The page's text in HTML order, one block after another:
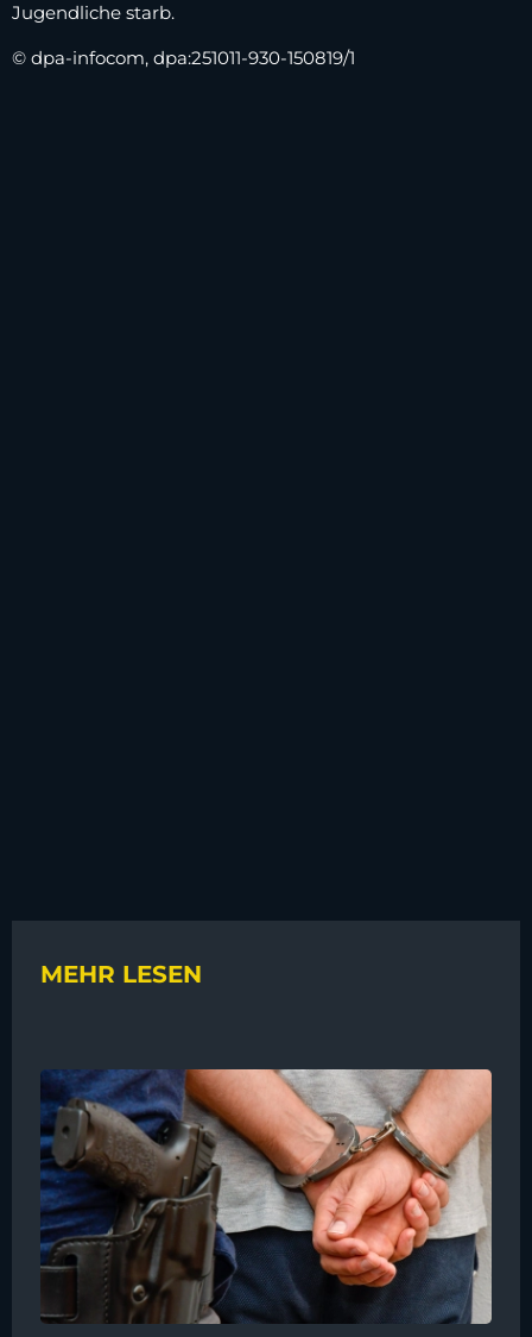
Jugendliche starb.
© dpa-infocom, dpa:251011-930-150819/1
MEHR LESEN